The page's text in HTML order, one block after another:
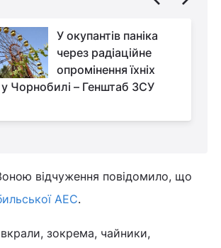
У окупантів паніка
через радіаційне
опромінення їхніх
у Чорнобилі – Генштаб ЗСУ
відчуження повідомило, що
АЕС.
зокрема, чайники,